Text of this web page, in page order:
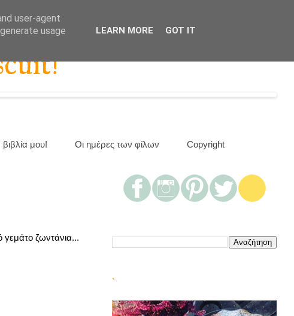
βιβλία μου! Οι ημέρες των φίλων Copyright
γεμάτο ζωντάνια...
`
user-agent
usage
LEARN MORE GOT IT